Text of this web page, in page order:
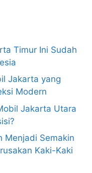
Timur Ini Sudah
Jakarta yang
Modern
Jakarta Utara
Menjadi Semakin
Kaki-Kaki